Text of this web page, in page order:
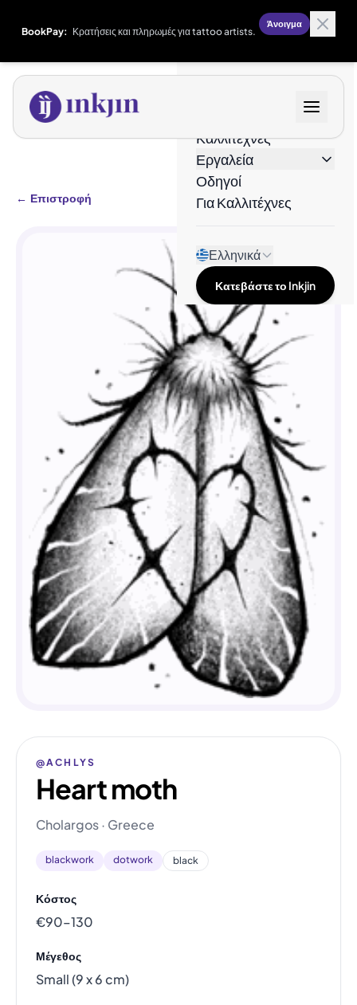
BookPay: Κρατήσεις και πληρωμές για tattoo artists.
Άνοιγμα
Καλλιτέχνες
Εργαλεία
Οδηγοί
Για Καλλιτέχνες
Ελληνικά
Κατεβάστε το Inkjin
← Επιστροφή
@ACHLYS
Heart moth
Cholargos · Greece
blackwork dotwork black
Κόστος
€90–130
Μέγεθος
Small (9 x 6 cm)